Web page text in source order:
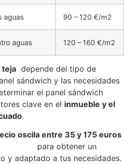
aguas 90 – 120 €/m2
aguas 120 – 160 €/m2
teja depende del tipo de
sándwich y las necesidades
el panel sándwich
clave en el inmueble y el
.
oscila entre 35 y 175 euros
para obtener un
y adaptado a tus necesidades.